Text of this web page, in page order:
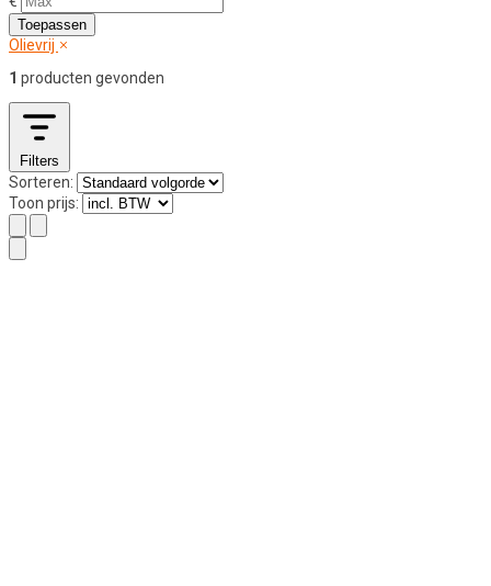
Toepassen
Olievrij
1 producten gevonden
Filters
Sorteren:
Toon prijs: